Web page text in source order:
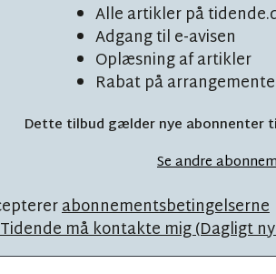
Alle artikler på
Adgang til e-avisen
Oplæsning af artikler
Rabat på
Dette tilbud gælder nye abonnenter
Se andre
abonnementsbetingelserne
Tidende må kontakte mig (Dagligt
på